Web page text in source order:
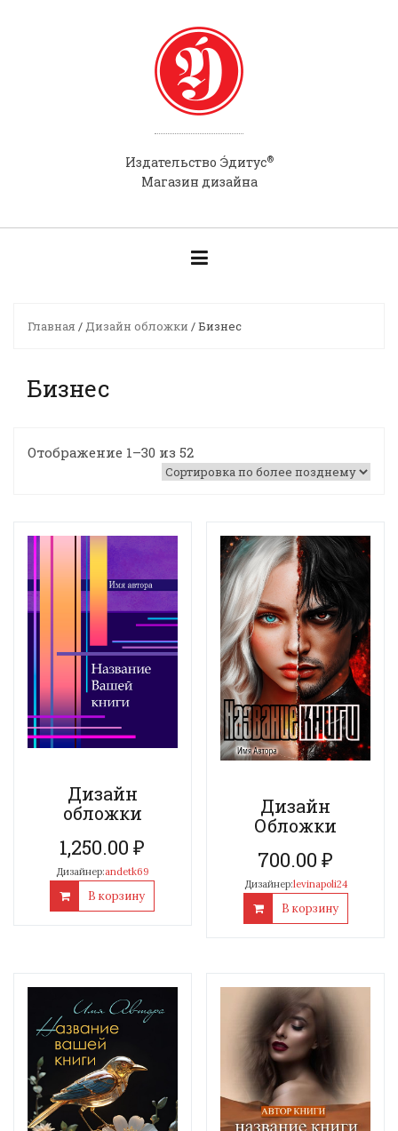
Издательство Э́дитус®
Магазин дизайна
Главная /Дизайн обложки / Бизнес
Бизнес
Отображение 1–30 из 52
Дизайн
обложки
1,250.00₽
Дизайнер:andetk69
В корзину
Дизайн
Обложки
700.00₽
Дизайнер:levinapoli24
В корзину